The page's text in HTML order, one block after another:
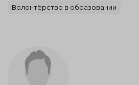
Волонтёрство в образовании